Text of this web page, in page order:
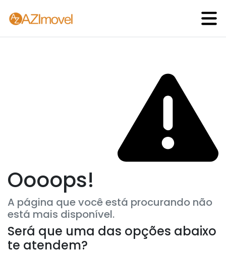
Oooops!
A página que você está procurando não
está mais disponível.
Será que uma das opções abaixo
te atendem?